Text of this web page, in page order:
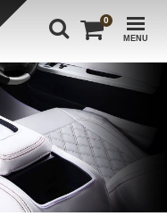
MENU
0